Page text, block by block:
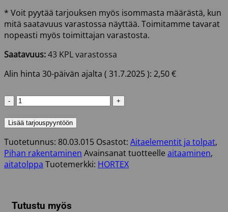
* Voit pyytää tarjouksen myös isommasta määrästä, kun
mitä saatavuus varastossa näyttää. Toimitamme tavarat
nopeasti myös toimittajan varastosta.
Saatavuus:43 KPL varastossa
Alin hinta 30-päivän ajalta ( 31.7.2025): 2,50€
AITATOLPAN
51X102
määrä
Lisää tarjouspyyntöön
Tuotetunnus: 80.03.015 Osastot: Aitaelementit ja tolpat,
Pihan rakentaminen Avainsanat tuotteelle aitaaminen,
aitatolppa Tuotemerkki: HORTEX
Tutustu myös